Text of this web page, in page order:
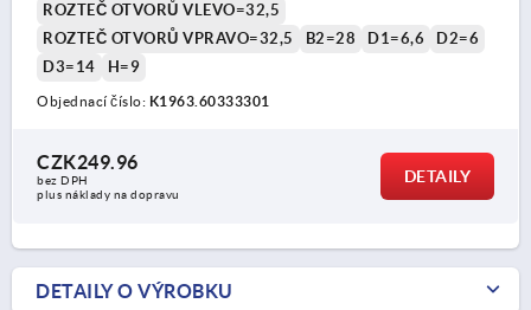
ROZTEČ OTVORŮ VLEVO=32,5
ROZTEČ OTVORŮ VPRAVO=32,5
B2=28 D1=6,6
D2=6
D3=14
H=9
Objednací číslo: K1963.60333301
CZK249.96
bez DPH
plus náklady na dopravu
DETAILY
DETAILY O VÝROBKU